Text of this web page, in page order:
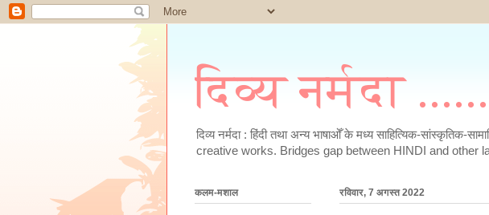
दिव्य नर्मदा
दिव्य नर्मदा : हिंदी तथा अन्य भाषाओँ के मध्य साहित्यिक-
creative works. Bridges gap between HINDI and other
रविवार, 7 अगस्त 2022
कलम-मशाल